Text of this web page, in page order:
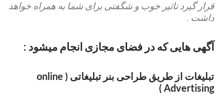
قرار گیرد تاثیر خوب و شگفتی برای شما به همراه خواهد
داشت .
آگهی هایی که در فضای مجازی انجام میشود :
تبلیغات از طریق طراحی بنر تبلیغاتی ( online
Advertising )